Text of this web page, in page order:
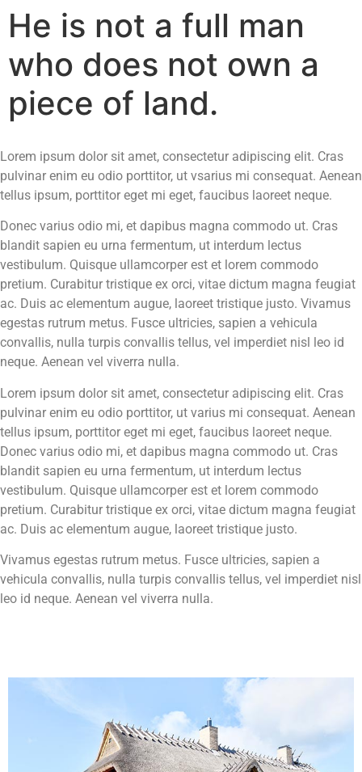
He is not a full man
who does not own a
piece of land.
Lorem ipsum dolor sit amet, consectetur adipiscing elit. Cras
pulvinar enim eu odio porttitor, ut vsarius mi consequat. Aenean
tellus ipsum, porttitor eget mi eget, faucibus laoreet neque.
Donec varius odio mi, et dapibus magna commodo ut. Cras
blandit sapien eu urna fermentum, ut interdum lectus
vestibulum. Quisque ullamcorper est et lorem commodo
pretium. Curabitur tristique ex orci, vitae dictum magna feugiat
ac. Duis ac elementum augue, laoreet tristique justo. Vivamus
egestas rutrum metus. Fusce ultricies, sapien a vehicula
convallis, nulla turpis convallis tellus, vel imperdiet nisl leo id
neque. Aenean vel viverra nulla.
Lorem ipsum dolor sit amet, consectetur adipiscing elit. Cras
pulvinar enim eu odio porttitor, ut varius mi consequat. Aenean
tellus ipsum, porttitor eget mi eget, faucibus laoreet neque.
Donec varius odio mi, et dapibus magna commodo ut. Cras
blandit sapien eu urna fermentum, ut interdum lectus
vestibulum. Quisque ullamcorper est et lorem commodo
pretium. Curabitur tristique ex orci, vitae dictum magna feugiat
ac. Duis ac elementum augue, laoreet tristique justo.
Vivamus egestas rutrum metus. Fusce ultricies, sapien a
vehicula convallis, nulla turpis convallis tellus, vel imperdiet nisl
leo id neque. Aenean vel viverra nulla.